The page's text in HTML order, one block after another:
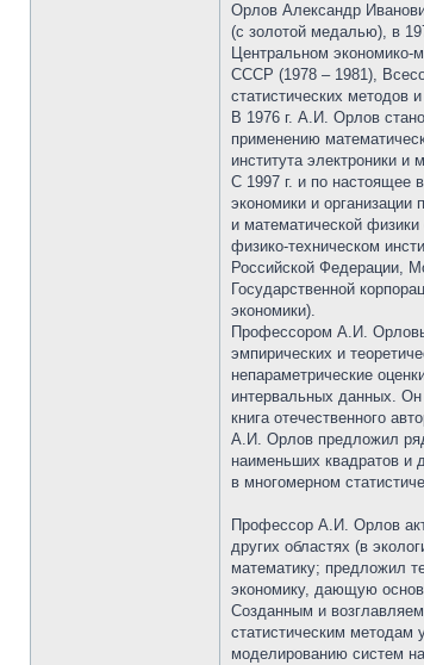
Орлов Александр
(с золотой медалью), в
Центральном экономико-
СССР (1978 – 1981),
статистических методов
В 1976 г. А.И. Орлов
применению
института электроники и
С 1997 г. и по настоящее
экономики и
и математической
физико-техническом
Российской Федерации,
Государственной
экономики).
Профессором А.И.
эмпирических и
непараметрические
интервальных данных.
книга отечественного
А.И. Орлов предложил ряд
наименьших квадратов и
в многомерном
Профессор А.И. Орлов
других областях (в
математику; предложил
экономику, дающую
Созданным и
статистическим методам
моделированию систем